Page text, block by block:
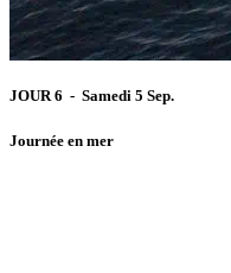
JOUR 6 - Samedi 5 Sep.
Journée en mer